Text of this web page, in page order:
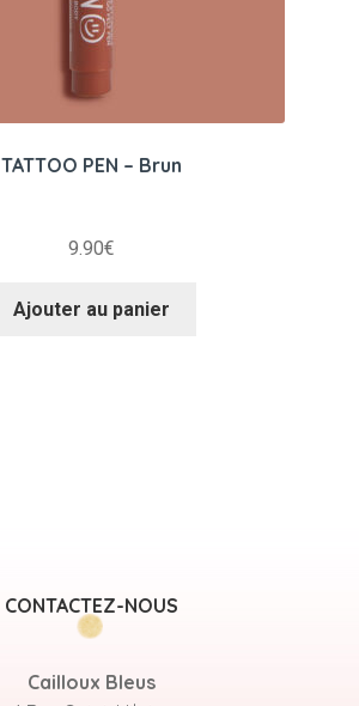
TATTOO PEN – Brun
9.90€
Ajouter au panier
CONTACTEZ-NOUS
Cailloux Bleus